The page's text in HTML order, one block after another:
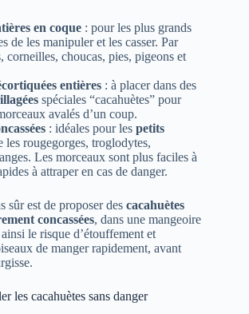
en coque : pour les plus grands
de les manipuler et les casser. Par
corneilles, choucas, pies, pigeons et
entières : à placer dans des
spéciales “cacahuètes” pour
avalés d’un coup.
: idéales pour les petits
les rougegorges, troglodytes,
Les morceaux sont plus faciles à
à attraper en cas de danger.
sûr est de proposer des cacahuètes
concassées, dans une mangeoire
le risque d’étouffement et
de manger rapidement, avant
les cacahuètes sans danger